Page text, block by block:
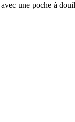
une poche à